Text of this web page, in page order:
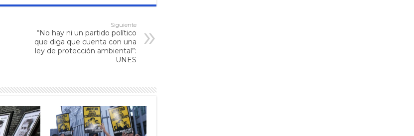
Siguiente
“No hay ni un partido político
que diga que cuenta con una
ley de protección ambiental”:
UNES